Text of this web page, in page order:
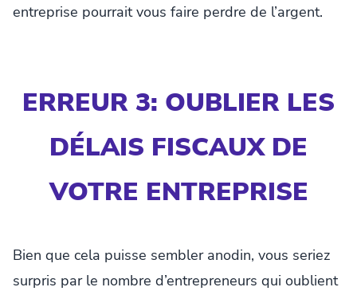
entreprise pourrait vous faire perdre de l’argent.
ERREUR 3: OUBLIER LES
DÉLAIS FISCAUX DE
VOTRE ENTREPRISE
Bien que cela puisse sembler anodin, vous seriez
surpris par le nombre d’entrepreneurs qui oublient